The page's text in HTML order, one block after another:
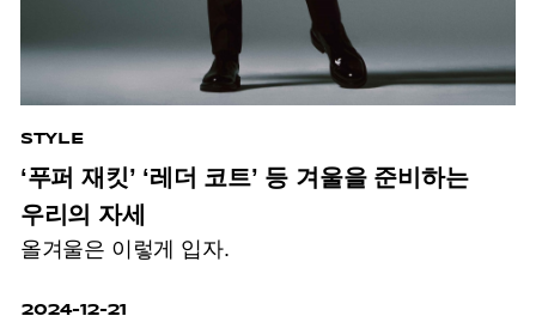
STYLE
‘푸퍼 재킷’ ‘레더 코트’ 등 겨울을 준비하는
우리의 자세
올겨울은 이렇게 입자.
2024-12-21